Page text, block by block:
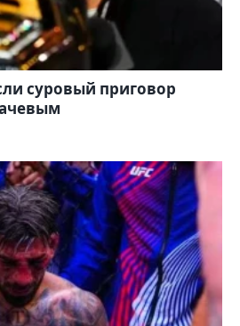
суровый приговор